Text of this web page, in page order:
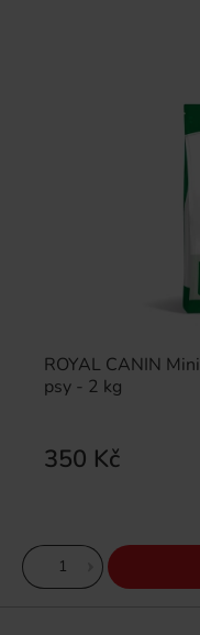
ROYAL CANIN
psy - 2 kg
350 Kč